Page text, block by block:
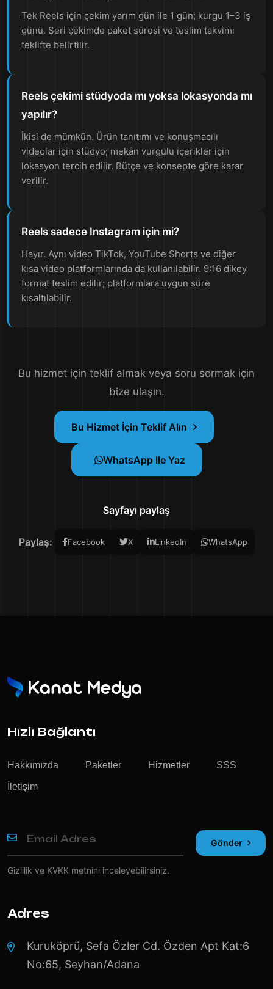
Tek Reels için çekim yarım gün ile 1 gün; kurgu 1–3 iş
günü. Seri çekimde paket süresi ve teslim takvimi
teklifte belirtilir.
Reels çekimi stüdyoda mı yoksa lokasyonda mı
yapılır?
İkisi de mümkün. Ürün tanıtımı ve konuşmacılı
videolar için stüdyo; mekân vurgulu içerikler için
lokasyon tercih edilir. Bütçe ve konsepte göre karar
verilir.
Reels sadece Instagram için mi?
Hayır. Aynı video TikTok, YouTube Shorts ve diğer
kısa video platformlarında da kullanılabilir. 9:16 dikey
format teslim edilir; platformlara uygun süre
kısaltılabilir.
Bu hizmet için teklif almak veya soru sormak için
bize ulaşın.
Bu Hizmet İçin Teklif Alın
WhatsApp Ile Yaz
Sayfayı paylaş
Paylaş: Facebook X LinkedIn WhatsApp
Hızlı Bağlantı
Hakkımızda Paketler Hizmetler SSS
İletişim
Gönder
Gizlilik ve KVKK metnini inceleyebilirsiniz.
Adres
Kuruköprü, Sefa Özler Cd. Özden Apt Kat:6
No:65, Seyhan/Adana